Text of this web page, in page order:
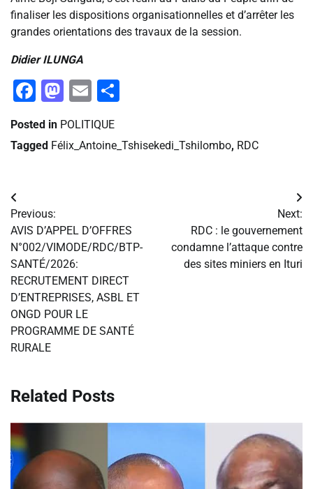
finaliser les dispositions organisationnelles et d’arrêter les
grandes orientations des travaux de la session.
Didier ILUNGA
Facebook
Mastodon
Email
Posted in POLITIQUE
Tagged Félix_Antoine_Tshisekedi_Tshilombo, RDC
Navigation
de
l’article
Previous:
AVIS D’APPEL D’OFFRES
N°002/VIMODE/RDC/BTP-
SANTÉ/2026:
RECRUTEMENT DIRECT
D’ENTREPRISES, ASBL ET
ONGD POUR LE
PROGRAMME DE SANTÉ
RURALE
Next:
RDC : le gouvernement
condamne l’attaque contre
des sites miniers en Ituri
Related Posts